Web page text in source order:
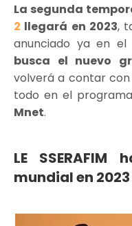
La segunda
2 llegará en 2023,
anunciado ya en el
busca el nuevo
volverá a contar
todo en el
Mnet.
LE
mundial en 2023